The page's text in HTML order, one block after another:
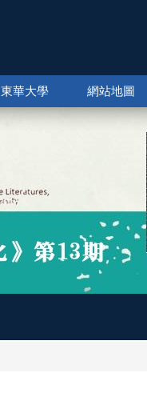
東華大學 網站地圖